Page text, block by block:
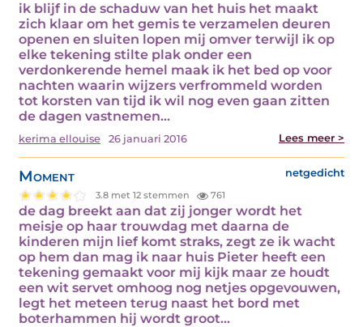
ik blijf in de schaduw van het huis het maakt
zich klaar om het gemis te verzamelen deuren
openen en sluiten lopen mij omver terwijl ik op
elke tekening stilte plak onder een
verdonkerende hemel maak ik het bed op voor
nachten waarin wijzers verfrommeld worden
tot korsten van tijd ik wil nog even gaan zitten
de dagen vastnemen…
kerima ellouise 26 januari 2016 Lees meer >
Moment netgedicht
3.8 met 12 stemmen 761
de dag breekt aan dat zij jonger wordt het
meisje op haar trouwdag met daarna de
kinderen mijn lief komt straks, zegt ze ik wacht
op hem dan mag ik naar huis Pieter heeft een
tekening gemaakt voor mij kijk maar ze houdt
een wit servet omhoog nog netjes opgevouwen,
legt het meteen terug naast het bord met
boterhammen hij wordt groot…